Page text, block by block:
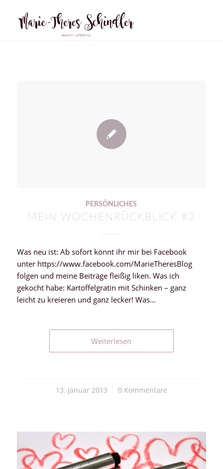
PERSÖNLICHES
MEIN WOCHENRÜCKBLICK #2
Was neu ist: Ab sofort könnt ihr mir bei Facebook
unter https://www.facebook.com/MarieTheresBlog
folgen und meine Beiträge fleißig liken. Was ich
gekocht habe: Kartoffelgratin mit Schinken – ganz
leicht zu kreieren und ganz lecker! Was…
Weiterlesen
13. Januar 2013
/ 0 Kommentare